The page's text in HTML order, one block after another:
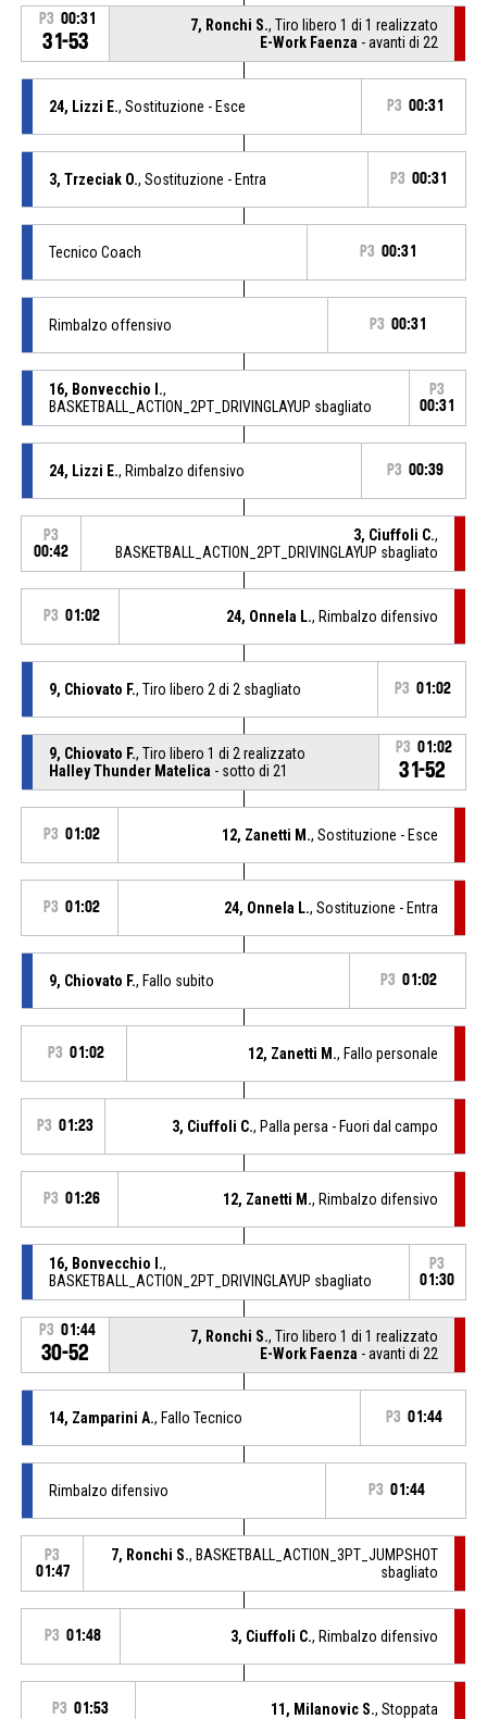
P3 00:31
31-53
7, Ronchi S., Tiro libero 1 di 1 realizzato
E-Work Faenza - avanti di 22
24, Lizzi E., Sostituzione - Esce P3 00:31
3, Trzeciak O., Sostituzione - Entra P3 00:31
Tecnico Coach P3 00:31
Rimbalzo offensivo P3 00:31
16, Bonvecchio I.,
BASKETBALL_ACTION_2PT_DRIVINGLAYUP sbagliato
P3
00:31
24, Lizzi E., Rimbalzo difensivo P3 00:39
P3
00:42
3, Ciuffoli C.,
BASKETBALL_ACTION_2PT_DRIVINGLAYUP sbagliato
P3 01:02 24, Onnela L., Rimbalzo difensivo
9, Chiovato F., Tiro libero 2 di 2 sbagliato P3 01:02
9, Chiovato F., Tiro libero 1 di 2 realizzato
Halley Thunder Matelica - sotto di 21
P3 01:02
31-52
P3 01:02 12, Zanetti M., Sostituzione - Esce
P3 01:02 24, Onnela L., Sostituzione - Entra
9, Chiovato F., Fallo subito P3 01:02
P3 01:02 12, Zanetti M., Fallo personale
P3 01:23 3, Ciuffoli C., Palla persa - Fuori dal campo
P3 01:26 12, Zanetti M., Rimbalzo difensivo
16, Bonvecchio I.,
BASKETBALL_ACTION_2PT_DRIVINGLAYUP sbagliato
P3
01:30
P3 01:44
30-52
7, Ronchi S., Tiro libero 1 di 1 realizzato
E-Work Faenza - avanti di 22
14, Zamparini A., Fallo Tecnico P3 01:44
Rimbalzo difensivo P3 01:44
P3
01:47
7, Ronchi S., BASKETBALL_ACTION_3PT_JUMPSHOT
sbagliato
P3 01:48 3, Ciuffoli C., Rimbalzo difensivo
P3 01:53 11, Milanovic S., Stoppata